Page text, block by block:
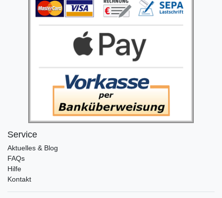
Service
Aktuelles & Blog
FAQs
Hilfe
Kontakt